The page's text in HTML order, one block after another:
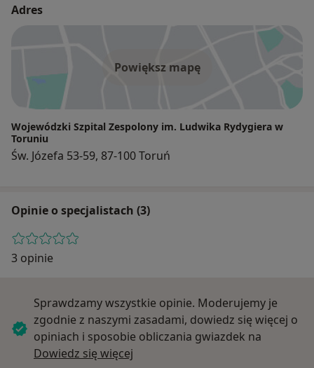
Adres
Powiększ mapę
Wojewódzki Szpital Zespolony im. Ludwika Rydygiera w
Toruniu
Św. Józefa 53-59, 87-100 Toruń
Opinie o specjalistach (3)
3 opinie
Sprawdzamy wszystkie opinie. Moderujemy je
zgodnie z naszymi zasadami, dowiedz się więcej o
opiniach i sposobie obliczania gwiazdek na
Dowiedz się więcej